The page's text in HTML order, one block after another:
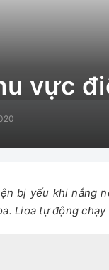
vực
bị yếu khi nắng
Lioa tự động